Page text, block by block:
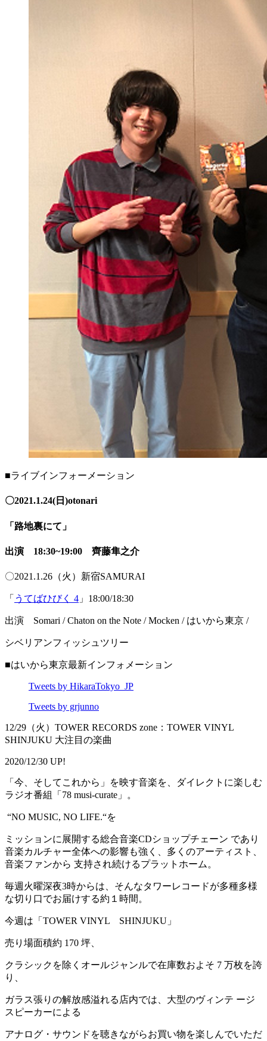
■ライブインフォーメーション
〇2021.1.24(日)otonari
「路地裏にて」
出演 18:30~19:00 齊藤隼之介
〇2021.1.26（火）新宿SAMURAI
「 うてばひびく 4 」18:00/18:30
出演 Somari / Chaton on the Note / Mocken / はいから東京 /
シベリアンフィッシュツリー
■はいから東京最新インフォメーション
Tweets by HikaraTokyo_JP
Tweets by grjunno
12/29（火）TOWER RECORDS zone：TOWER VINYL
SHINJUKU 大注目の楽曲
2020/12/30 UP!
「今、そしてこれから」を映す音楽を、ダイレクトに楽しむ
ラジオ番組「78 musi-curate」。
“NO MUSIC, NO LIFE.“を
ミッションに展開する総合音楽CDショップチェーン であり
音楽カルチャー全体への影響も強く、多くのアーティスト、
音楽ファンから 支持され続けるプラットホーム。
毎週火曜深夜3時からは、そんなタワーレコードが多種多様
な切り口でお届けする約１時間。
今週は「TOWER VINYL SHINJUKU」
売り場面積約 170 坪、
クラシックを除くオールジャンルで在庫数およそ 7 万枚を誇
り、
ガラス張りの解放感溢れる店内では、大型のヴィンテ ージ
スピーカーによる
アナログ・サウンドを聴きながらお買い物を楽しんでいただ